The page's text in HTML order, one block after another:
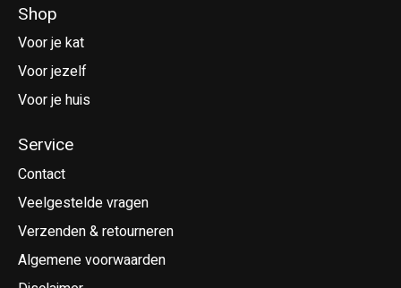
Shop
Voor je kat
Voor jezelf
Voor je huis
Service
Contact
Veelgestelde vragen
Verzenden & retourneren
Algemene voorwaarden